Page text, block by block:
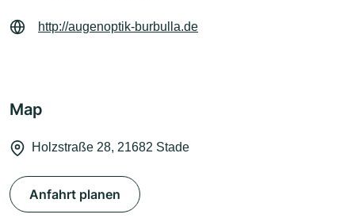
http://augenoptik-burbulla.de
Map
Holzstraße 28, 21682 Stade
Anfahrt planen